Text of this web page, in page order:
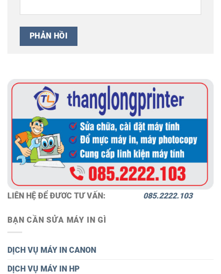
LIÊN HỆ ĐỂ ĐƯƠC TƯ VẤN: 085.2222.103
BẠN CẦN SỬA MÁY IN GÌ
DỊCH VỤ MÁY IN CANON
DỊCH VỤ MÁY IN HP